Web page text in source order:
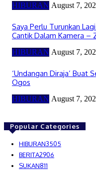
HIBURAN August 7,
Saya Perlu Turunkan
Cantik Dalam Kamera –
HIBURAN August 7,
‘Undangan Diraja’ Buat
Ogos
HIBURAN August 7,
Popular Categories
HIBURAN3505
BERITA2906
SUKAN811